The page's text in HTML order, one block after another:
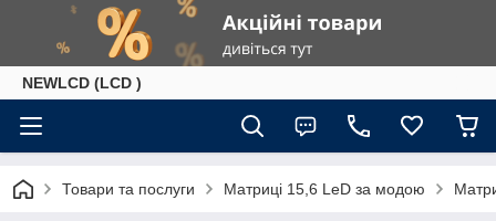
NEWLCD (LCD )
Товари та послуги Матриці 15,6 LeD за модою